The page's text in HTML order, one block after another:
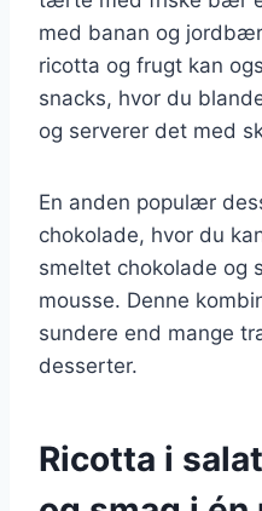
med banan og
ricotta og frugt kan
snacks, hvor du
og serverer det med
En anden populær
chokolade, hvor du
smeltet chokolade og
mousse. Denne
sundere end mange
desserter.
Ricotta i